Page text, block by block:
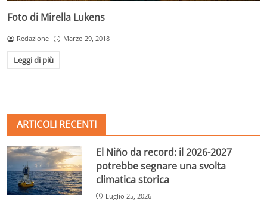
Foto di Mirella Lukens
Redazione Marzo 29, 2018
Leggi di più
ARTICOLI RECENTI
El Niño da record: il 2026-2027
potrebbe segnare una svolta
climatica storica
Luglio 25, 2026